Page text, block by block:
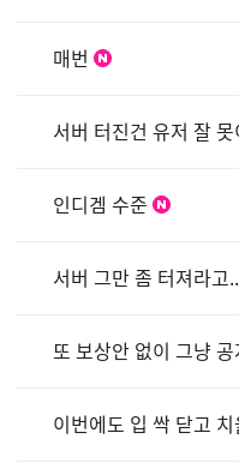
매번
서버 터진건 유저 잘
인디겜 수준
서버 그만 좀 터져라고
또 보상안 없이 그냥
이번에도 입 싹 닫고